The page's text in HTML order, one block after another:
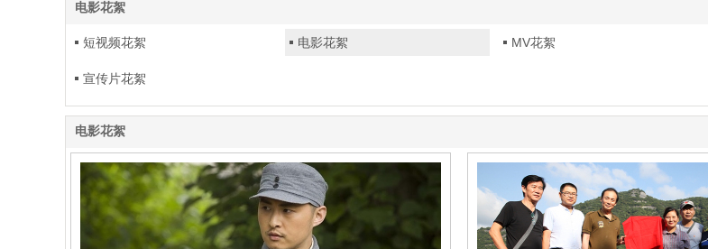
电影花絮
短视频花絮 电影花絮 MV花絮
宣传片花絮
电影花絮